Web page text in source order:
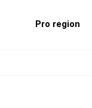
Pro region